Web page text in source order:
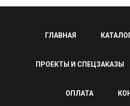
ГЛАВНАЯ
ПРОЕКТЫ И СПЕЦЗАКАЗЫ
ОПЛАТА